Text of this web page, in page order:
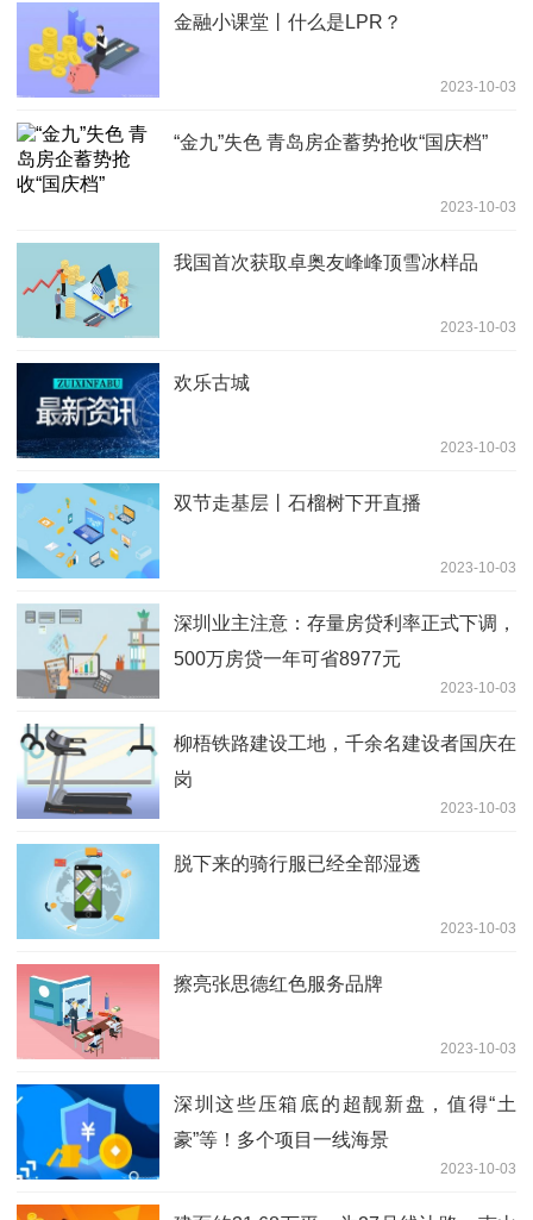
金融小课堂丨什么是LPR？
2023-10-03
“金九”失色 青岛房企蓄势抢收“国庆档”
2023-10-03
我国首次获取卓奥友峰峰顶雪冰样品
2023-10-03
欢乐古城
2023-10-03
双节走基层丨石榴树下开直播
2023-10-03
深圳业主注意：存量房贷利率正式下调，
500万房贷一年可省8977元
2023-10-03
柳梧铁路建设工地，千余名建设者国庆在
岗
2023-10-03
脱下来的骑行服已经全部湿透
2023-10-03
擦亮张思德红色服务品牌
2023-10-03
深圳这些压箱底的超靓新盘，值得“土
豪”等！多个项目一线海景
2023-10-03